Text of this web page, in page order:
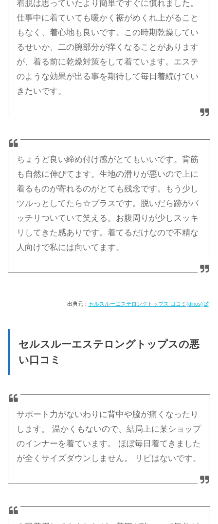
着脱は思っていたより簡単ですぐに慣れました。
仕事中に着ていても暖かく裾がめくれ上がること
もなく、着心地も良いです。この時期乾燥してい
るせいか、二の腕部分が痒くなることがあります
が、着る前に乾燥対策をして着ています。エステ
のような効果が出る事を期待して毎日着続けてい
きたいです。
ちょうど良い締め付け感がとてもいいです。背筋
も自然に伸びてます。生地の滑りが悪いので上に
着るものが寄れるのがとても残念です。もう少し
ツルっとしてたら☆プラスです。脱いだら跡がバ
ッチリついていて笑える。お腹周りが少しスッキ
リしてきた感ありです。着てるだけなので不精な
人向けで私には向いてます。
出典元： セルスルーエステロングトップス 口コミ(dinos)
セルスルーエステロングトップスの悪
い口コミ
サポート力がないわりに背中や脇が痛くなったり
します。 温かくもないので、結局上に某ショップ
のインナーを着ています。 ほぼ毎日着てきました
が全くサイズダウンしません。 リピはないです。